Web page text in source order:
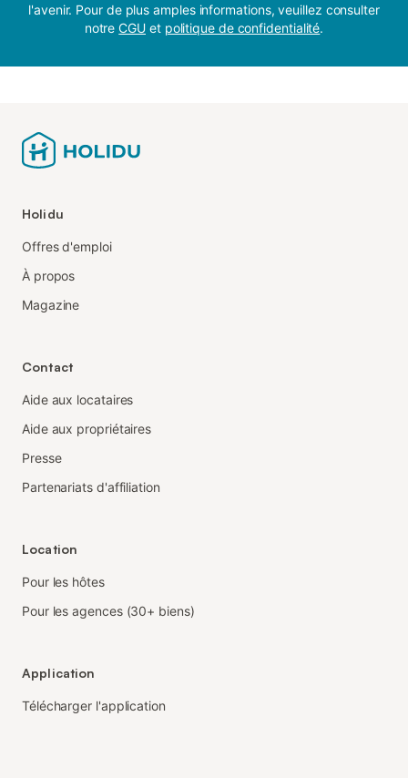
l'avenir. Pour de plus amples informations, veuillez consulter
notreCGU et politique de confidentialité.
Holidu
Offres d'emploi
À propos
Magazine
Contact
Aide aux locataires
Aide aux propriétaires
Presse
Partenariats d'affiliation
Location
Pour les hôtes
Pour les agences (30+ biens)
Application
Télécharger l'application